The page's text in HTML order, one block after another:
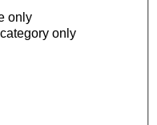
only
only